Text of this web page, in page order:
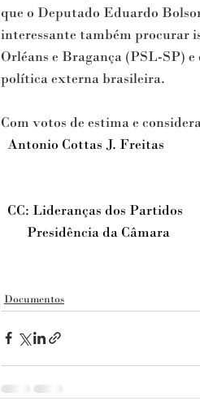
que o Deputado Eduardo
interessante também procurar
Orléans e Bragança (PSL-SP)
política externa brasileira.
Com votos de estima e
  Antonio Cottas J. Freitas
CC: Lideranças dos Partidos
       Presidência da Câmara
Documentos